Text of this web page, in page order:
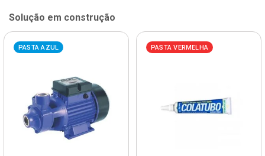
Solução em construção
PASTA AZUL PASTA VERMELHA